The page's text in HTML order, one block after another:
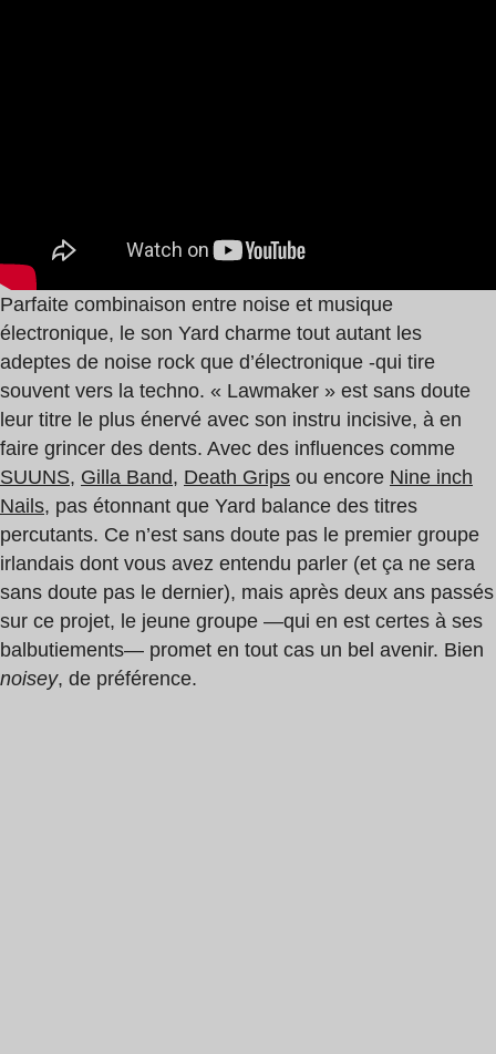
Parfaite combinaison entre noise et musique
électronique, le son Yard charme tout autant les
adeptes de noise rock que d’électronique -qui tire
souvent vers la techno. « Lawmaker » est sans doute
leur titre le plus énervé avec son instru incisive, à en
faire grincer des dents. Avec des influences comme
SUUNS, Gilla Band, Death Grips ou encore Nine inch
Nails, pas étonnant que Yard balance des titres
percutants. Ce n’est sans doute pas le premier groupe
irlandais dont vous avez entendu parler (et ça ne sera
sans doute pas le dernier), mais après deux ans passés
sur ce projet, le jeune groupe —qui en est certes à ses
balbutiements— promet en tout cas un bel avenir. Bien
noisey, de préférence.